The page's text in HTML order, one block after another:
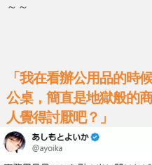
～～
「我在看辦公用品的時
公桌，簡直是地獄般的
人覺得討厭吧？」